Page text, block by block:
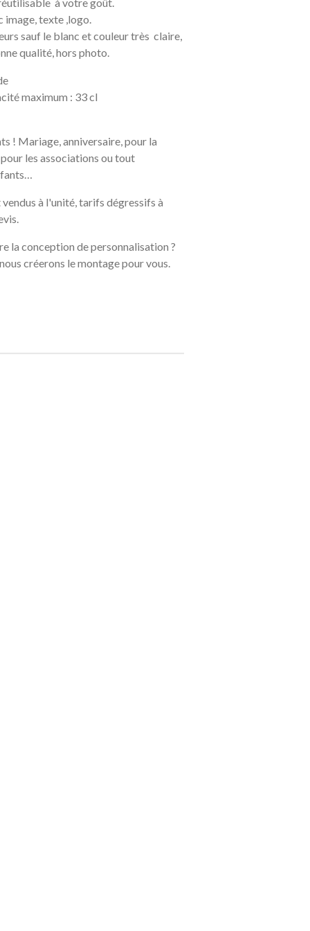
image, texte ,logo.
sauf le blanc et couleur très claire,
qualité, hors photo.
maximum : 33 cl
! Mariage, anniversaire, pour la
les associations ou tout
à l'unité, tarifs dégressifs à
la conception de personnalisation ?
créerons le montage pour vous.